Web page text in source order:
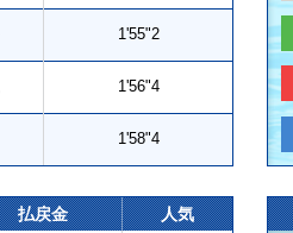
1'55"2
1'56"4
1'58"4
払戻金 人気